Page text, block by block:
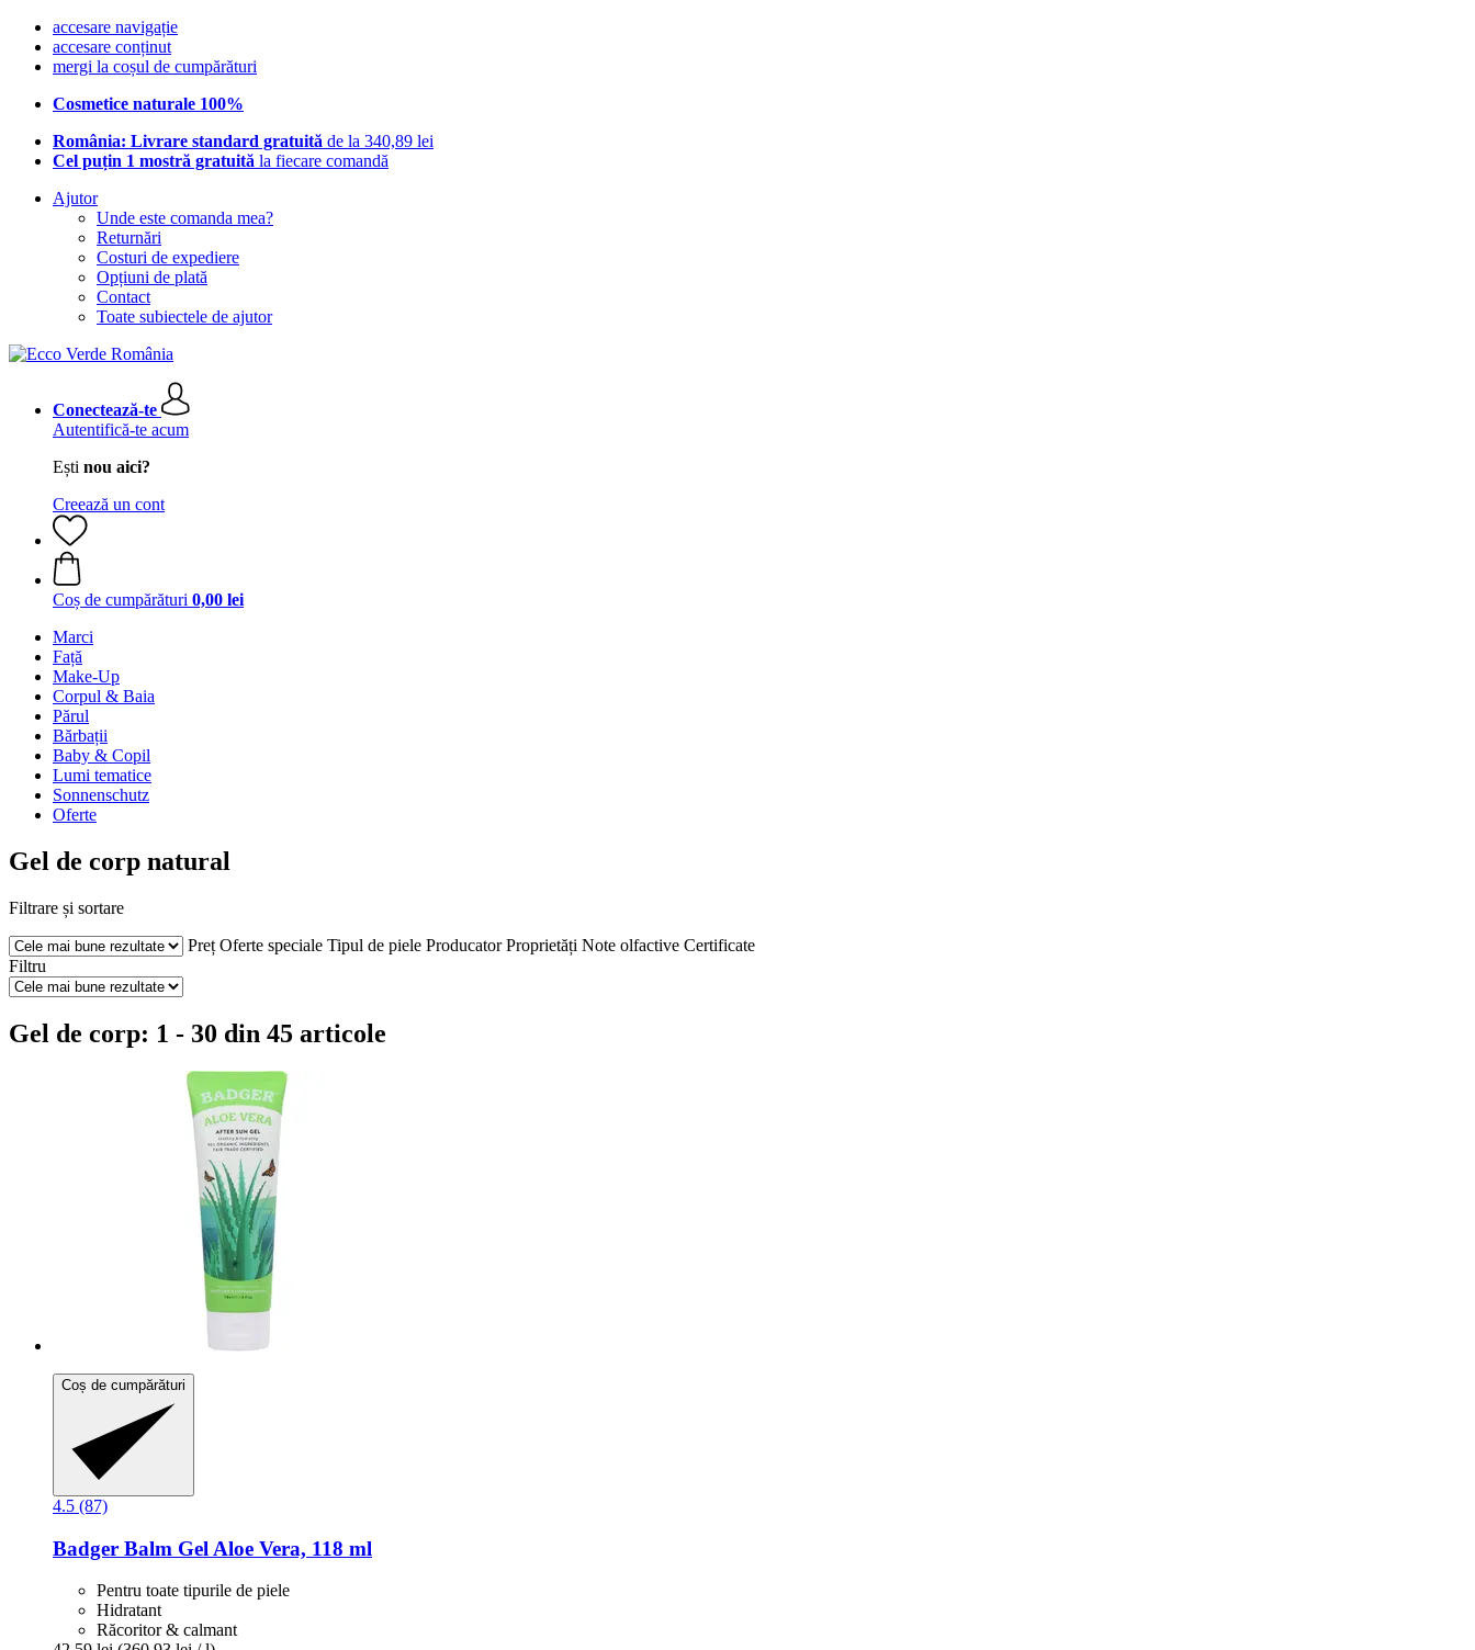
accesare navigație
accesare conținut
mergi la coșul de cumpărături
Cosmetice naturale 100%
România: Livrare standard gratuită de la 340,89 lei
Cel puțin 1 mostră gratuită la fiecare comandă
Ajutor
Unde este comanda mea?
Returnări
Costuri de expediere
Opțiuni de plată
Contact
Toate subiectele de ajutor
Conectează-te
Autentifică-te acum
Ești nou aici?
Creează un cont
Coș de cumpărături 0,00 lei
Marci
Față
Make-Up
Corpul & Baia
Părul
Bărbații
Baby & Copil
Lumi tematice
Sonnenschutz
Oferte
Gel de corp natural
Filtrare și sortare
Preț Oferte speciale Tipul de piele Producator Proprietăți Note olfactive Certificate
Filtru
Gel de corp: 1 - 30 din 45 articole
Coș de cumpărături
4.5 (87)
Badger Balm Gel Aloe Vera, 118 ml
Pentru toate tipurile de piele
Hidratant
Răcoritor & calmant